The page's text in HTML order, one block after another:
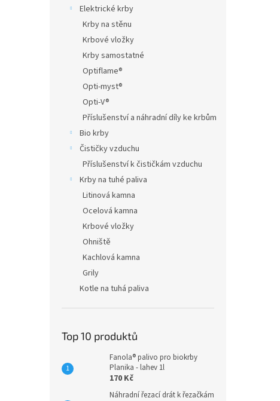
Elektrické krby
Krby na stěnu
Krbové vložky
Krby samostatné
Optiflame®
Opti-myst®
Opti-V®
Příslušenství a náhradní díly ke krbům
Bio krby
Čističky vzduchu
Příslušenství k čističkám vzduchu
Krby na tuhé paliva
Litinová kamna
Ocelová kamna
Krbové vložky
Ohniště
Kachlová kamna
Grily
Kotle na tuhá paliva
Top 10 produktů
Fanola® palivo pro biokrby
Planika - lahev 1l
170 Kč
Náhradní řezací drát k řezačkám